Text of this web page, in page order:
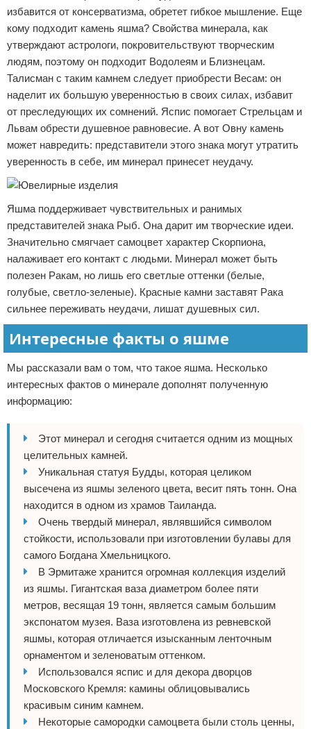
избавится от консерватизма, обретет гибкое мышление. Еще
кому подходит камень яшма? Свойства минерала, как
утверждают астрологи, покровительствуют творческим
людям, поэтому он подходит Водолеям и Близнецам.
Талисман с таким камнем следует приобрести Весам: он
наделит их большую уверенностью в своих силах, избавит
от преследующих их сомнений. Яспис помогает Стрельцам и
Львам обрести душевное равновесие. А вот Овну камень
может навредить: представители этого знака могут утратить
уверенность в себе, им минерал принесет неудачу.
Яшма поддерживает чувствительных и ранимых
представителей знака Рыб. Она дарит им творческие идеи.
Значительно смягчает самоцвет характер Скорпиона,
налаживает его контакт с людьми. Минерал может быть
полезен Ракам, но лишь его светлые оттенки (белые,
голубые, светло-зеленые). Красные камни заставят Рака
сильнее переживать неудачи, лишат душевных сил.
Интересные факты о яшме
Мы рассказали вам о том, что такое яшма. Несколько
интересных фактов о минерале дополнят полученную
информацию:
Этот минерал и сегодня считается одним из мощных
целительных камней.
Уникальная статуя Будды, которая целиком
высечена из яшмы зеленого цвета, весит пять тонн. Она
находится в одном из храмов Таиланда.
Очень твердый минерал, являвшийся символом
стойкости, использовали при изготовлении булавы для
самого Богдана Хмельницкого.
В Эрмитаже хранится огромная коллекция изделий
из яшмы. Гигантская ваза диаметром более пяти
метров, весящая 19 тонн, является самым большим
экспонатом музея. Ваза изготовлена из ревневской
яшмы, которая отличается изысканным ленточным
орнаментом и зеленоватым оттенком.
Использовался яспис и для декора дворцов
Московского Кремля: камины облицовывались
красивым синим камнем.
Некоторые самородки самоцвета были столь ценны,